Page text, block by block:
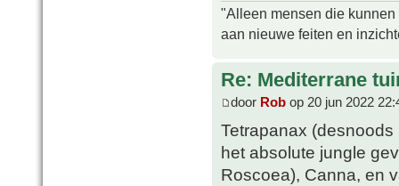
"Alleen mensen die
aan nieuwe feiten en
Re: Mediterrane
door Rob op 20 jun 2022
Tetrapanax
het absolute jungle
Roscoea), Canna, en